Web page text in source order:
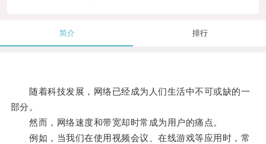
简介 排行
随着科技发展，网络已经成为人们生活中不可或缺的一
部分。
然而，网络速度和带宽却时常成为用户的痛点。
例如，当我们在使用视频会议、在线游戏等应用时，常